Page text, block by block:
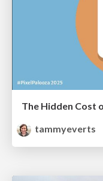
tammyeverts